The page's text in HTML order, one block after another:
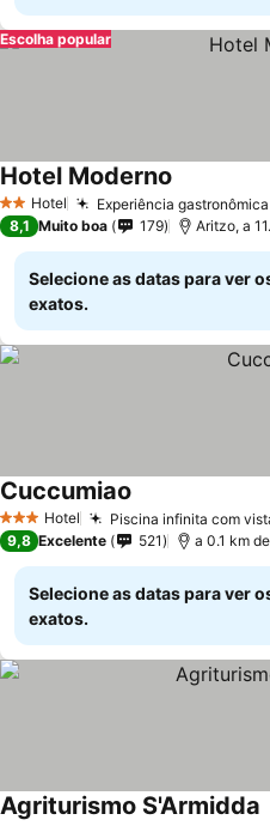
Escolha popular
2 Estrelas
Hotel Experiência
Hotel Moderno
8,1 Muito boa 179 Aritzo, a
Selecione as datas para ver
exatos.
3 EstrelasHotel Piscina infinita com
Cuccumiao
9,8 Excelente 521 a 0.1 km
Selecione as datas para ver
exatos.
Agriturismo S'Armidda